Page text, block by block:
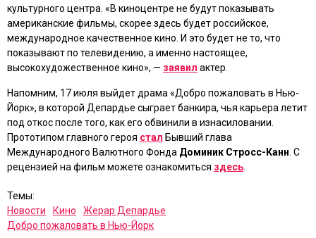
культурного центра. «В киноцентре не будут показывать
американские фильмы, скорее здесь будет российское,
международное качественное кино. И это будет не то, что
показывают по телевидению, а именно настоящее,
высокохудожественное кино», — заявил актер.
Напомним, 17 июля выйдет драма «Добро пожаловать в Нью-
Йорк», в которой Депардье сыграет банкира, чья карьера летит
под откос после того, как его обвинили в изнасиловании.
Прототипом главного героя стал Бывший глава
Международного Валютного Фонда Доминик Стросс-Канн . С
рецензией на фильм можете ознакомиться здесь
Темы:
Новости
Кино
Жерар Депардье
Добро пожаловать в Нью-Йорк